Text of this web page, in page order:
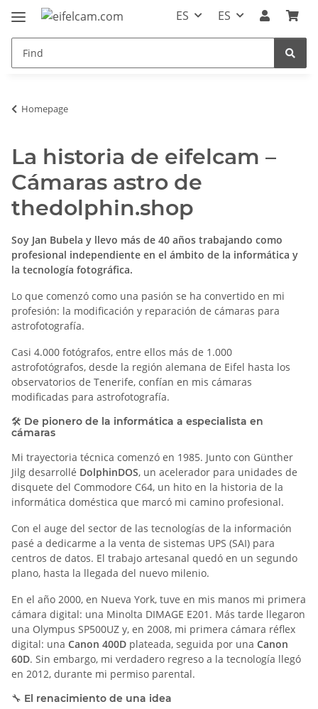
ES ES
Homepage
La historia de eifelcam –
Cámaras astro de
thedolphin.shop
Soy Jan Bubela y llevo más de 40 años trabajando como
profesional independiente en el ámbito de la informática y
la tecnología fotográfica.
Lo que comenzó como una pasión se ha convertido en mi
profesión: la modificación y reparación de cámaras para
astrofotografía.
Casi 4.000 fotógrafos, entre ellos más de 1.000
astrofotógrafos, desde la región alemana de Eifel hasta los
observatorios de Tenerife, confían en mis cámaras
modificadas para astrofotografía.
🛠️ De pionero de la informática a especialista en
cámaras
Mi trayectoria técnica comenzó en 1985. Junto con Günther
Jilg desarrollé DolphinDOS, un acelerador para unidades de
disquete del Commodore C64, un hito en la historia de la
informática doméstica que marcó mi camino profesional.
Con el auge del sector de las tecnologías de la información
pasé a dedicarme a la venta de sistemas UPS (SAI) para
centros de datos. El trabajo artesanal quedó en un segundo
plano, hasta la llegada del nuevo milenio.
En el año 2000, en Nueva York, tuve en mis manos mi primera
cámara digital: una Minolta DIMAGE E201. Más tarde llegaron
una Olympus SP500UZ y, en 2008, mi primera cámara réflex
digital: una Canon 400D plateada, seguida por una Canon
60D. Sin embargo, mi verdadero regreso a la tecnología llegó
en 2012, durante mi permiso parental.
🔧 El renacimiento de una idea